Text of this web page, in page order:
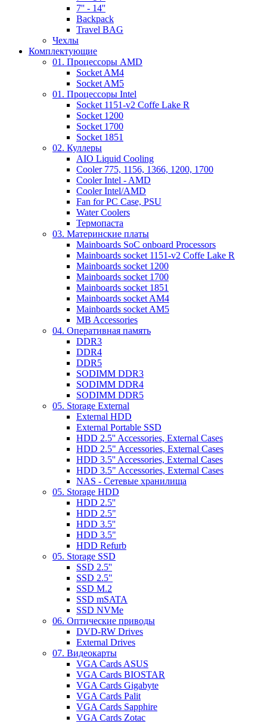
7'' - 14''
Backpack
Travel BAG
Чехлы
Комплектующие
01. Процессоры AMD
Socket AM4
Socket AM5
01. Процессоры Intel
Socket 1151-v2 Coffe Lake R
Socket 1200
Socket 1700
Socket 1851
02. Куллеры
AIO Liquid Cooling
Cooler 775, 1156, 1366, 1200, 1700
Cooler Intel - AMD
Cooler Intel/AMD
Fan for PC Case, PSU
Water Coolers
Термопаста
03. Материнские платы
Mainboards SoC onboard Processors
Mainboards socket 1151-v2 Coffe Lake R
Mainboards socket 1200
Mainboards socket 1700
Mainboards socket 1851
Mainboards socket AM4
Mainboards socket AM5
MB Accessories
04. Оперативная память
DDR3
DDR4
DDR5
SODIMM DDR3
SODIMM DDR4
SODIMM DDR5
05. Storage External
External HDD
External Portable SSD
HDD 2.5'' Accessories, External Cases
HDD 2.5" Accessories, External Cases
HDD 3.5'' Accessories, External Cases
HDD 3.5" Accessories, External Cases
NAS - Сетевые хранилища
05. Storage HDD
HDD 2.5''
HDD 2.5"
HDD 3.5''
HDD 3.5"
HDD Refurb
05. Storage SSD
SSD 2.5''
SSD 2.5"
SSD M.2
SSD mSATA
SSD NVMe
06. Оптические приводы
DVD-RW Drives
External Drives
07. Видеокарты
VGA Cards ASUS
VGA Cards BIOSTAR
VGA Cards Gigabyte
VGA Cards Palit
VGA Cards Sapphire
VGA Cards Zotac